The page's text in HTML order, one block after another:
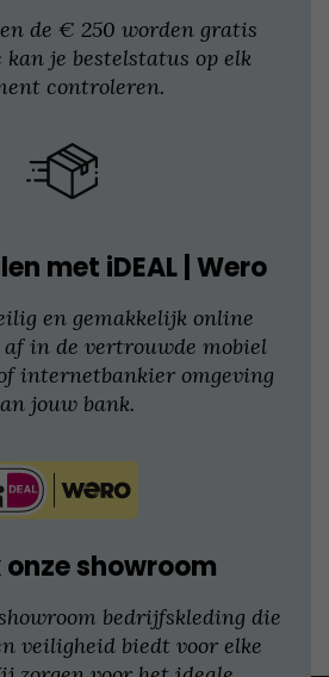
de € 250 worden gratis
kan je bestelstatus op elk
controleren.
met iDEAL | Wero
en gemakkelijk online
af in de vertrouwde mobiel
internetbankier omgeving
jouw bank.
onze showroom
bedrijfskleding die
veiligheid biedt voor elke